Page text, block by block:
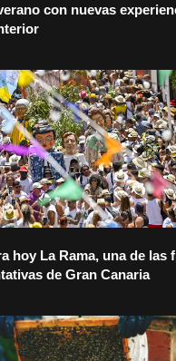
con nuevas
hoy La Rama, una de las
de Gran Canaria